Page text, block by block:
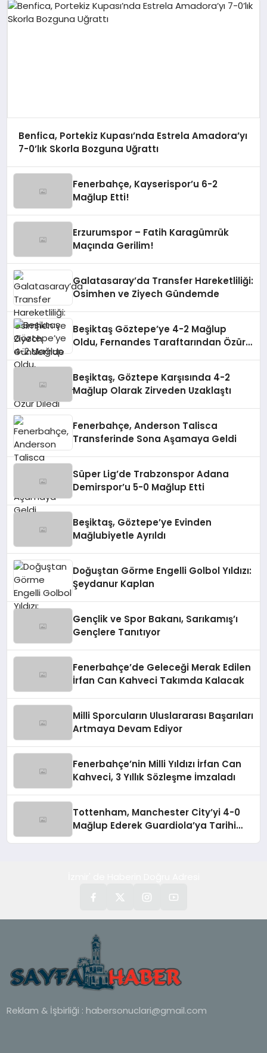
Benfica, Portekiz Kupası’nda Estrela Amadora’yı
7-0’lık Skorla Bozguna Uğrattı
Fenerbahçe, Kayserispor’u 6-2
Mağlup Etti!
Erzurumspor – Fatih Karagümrük
Maçında Gerilim!
Galatasaray’da Transfer Hareketliliği:
Osimhen ve Ziyech Gündemde
Beşiktaş Göztepe’ye 4-2 Mağlup
Oldu, Fernandes Taraftarından Özür
Beşiktaş, Göztepe Karşısında 4-2
Mağlup Olarak Zirveden Uzaklaştı
Fenerbahçe, Anderson Talisca
Transferinde Sona Aşamaya Geldi
Süper Lig’de Trabzonspor Adana
Demirspor’u 5-0 Mağlup Etti
Beşiktaş, Göztepe’ye Evinden
Mağlubiyetle Ayrıldı
Doğuştan Görme Engelli Golbol Yıldızı:
Şeydanur Kaplan
Gençlik ve Spor Bakanı, Sarıkamış’ı
Gençlere Tanıtıyor
Fenerbahçe’de Geleceği Merak Edilen
İrfan Can Kahveci Takımda Kalacak
Milli Sporcuların Uluslararası Başarıları
Artmaya Devam Ediyor
Fenerbahçe’nin Milli Yıldızı İrfan Can
Kahveci, 3 Yıllık Sözleşme İmzaladı
Tottenham, Manchester City’yi 4-0
Mağlup Ederek Guardiola’ya Tarihi
Reklam & İşbirliği : habersonuclari@gmail.com